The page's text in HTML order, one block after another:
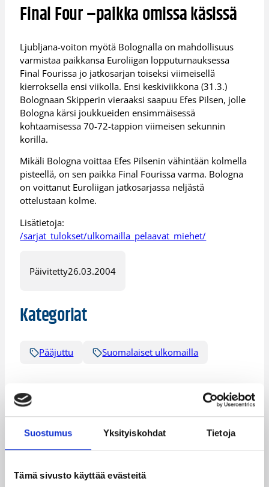
Suostumus Yksityiskohdat Tietoja
Tämä sivusto käyttää evästeitä
Final Four –paikka omissa käsissä
Ljubljana-voiton myötä Bolognalla on mahdollisuus
varmistaa paikkansa Euroliigan lopputurnauksessa
Final Fourissa jo jatkosarjan toiseksi viimeisellä
kierroksella ensi viikolla. Ensi keskiviikkona (31.3.)
Bolognaan Skipperin vieraaksi saapuu Efes Pilsen, jolle
Bologna kärsi joukkueiden ensimmäisessä
kohtaamisessa 70-72-tappion viimeisen sekunnin
korilla.
Mikäli Bologna voittaa Efes Pilsenin vähintään kolmella
pisteellä, on sen paikka Final Fourissa varma. Bologna
on voittanut Euroliigan jatkosarjassa neljästä
ottelustaan kolme.
Lisätietoja:
/sarjat_tulokset/ulkomailla_pelaavat_miehet/
Päivitetty26.03.2004
Kategoriat
Pääjuttu Suomalaiset ulkomailla
Katso myös